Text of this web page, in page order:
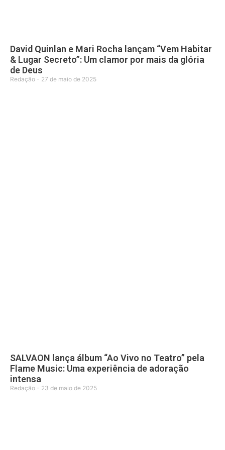
David Quinlan e Mari Rocha lançam “Vem Habitar
& Lugar Secreto”: Um clamor por mais da glória
de Deus
Redação 27 de maio de 2025
SALVAON lança álbum “Ao Vivo no Teatro” pela
Flame Music: Uma experiência de adoração
intensa
Redação 23 de maio de 2025